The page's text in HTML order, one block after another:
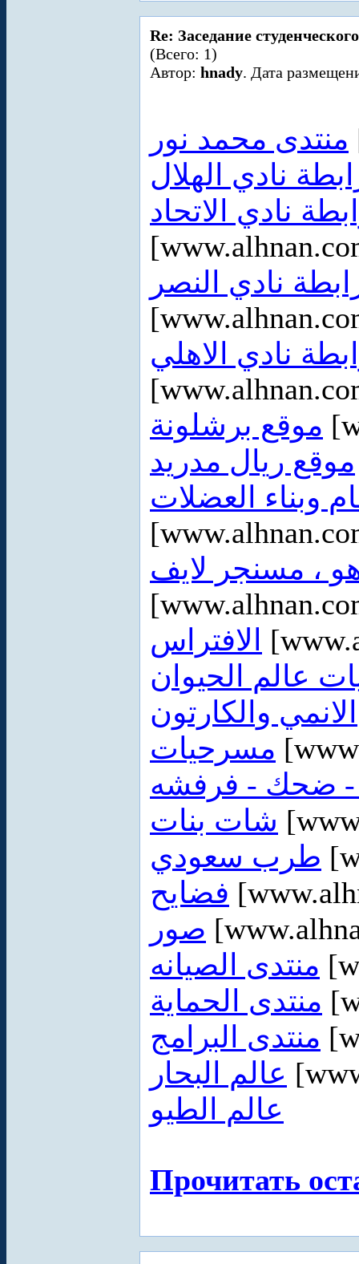
Re: Заседание
(Всего: 1)
Автор: hnady. Дата
منتدى محمد نور
نادي الهلال
نادي الاتحاد
نادي النصر
نادي الاهلي
موقع برشلونة
موقع ريال مدريد
وبناء العضلات
، مسنجر لايف
الافتراس
عالم الحيوان
الانمي والكارتون
مسرحيات
ضحك - فرفشه
شات بنات
طرب سعودي
فضايح
صور
منتدى الصيانه
منتدى الحماية
منتدى البرامج
عالم البحار
عالم الطيو
Прочитать